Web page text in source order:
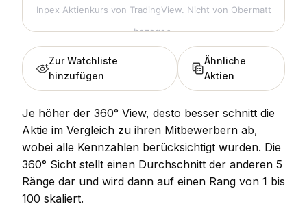
Inpex Aktienkurs von TradingView. Nicht von Obermatt
bezogen.
Zur Watchliste
hinzufügen
Ähnliche
Aktien
Je höher der 360° View, desto besser schnitt die
Aktie im Vergleich zu ihren Mitbewerbern ab,
wobei alle Kennzahlen berücksichtigt wurden. Die
360° Sicht stellt einen Durchschnitt der anderen 5
Ränge dar und wird dann auf einen Rang von 1 bis
100 skaliert.